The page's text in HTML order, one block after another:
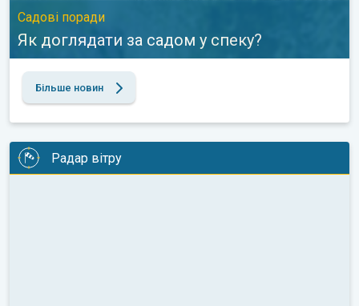
Садові поради
Як доглядати за садом у спеку?
Більше новин
Радар вітру